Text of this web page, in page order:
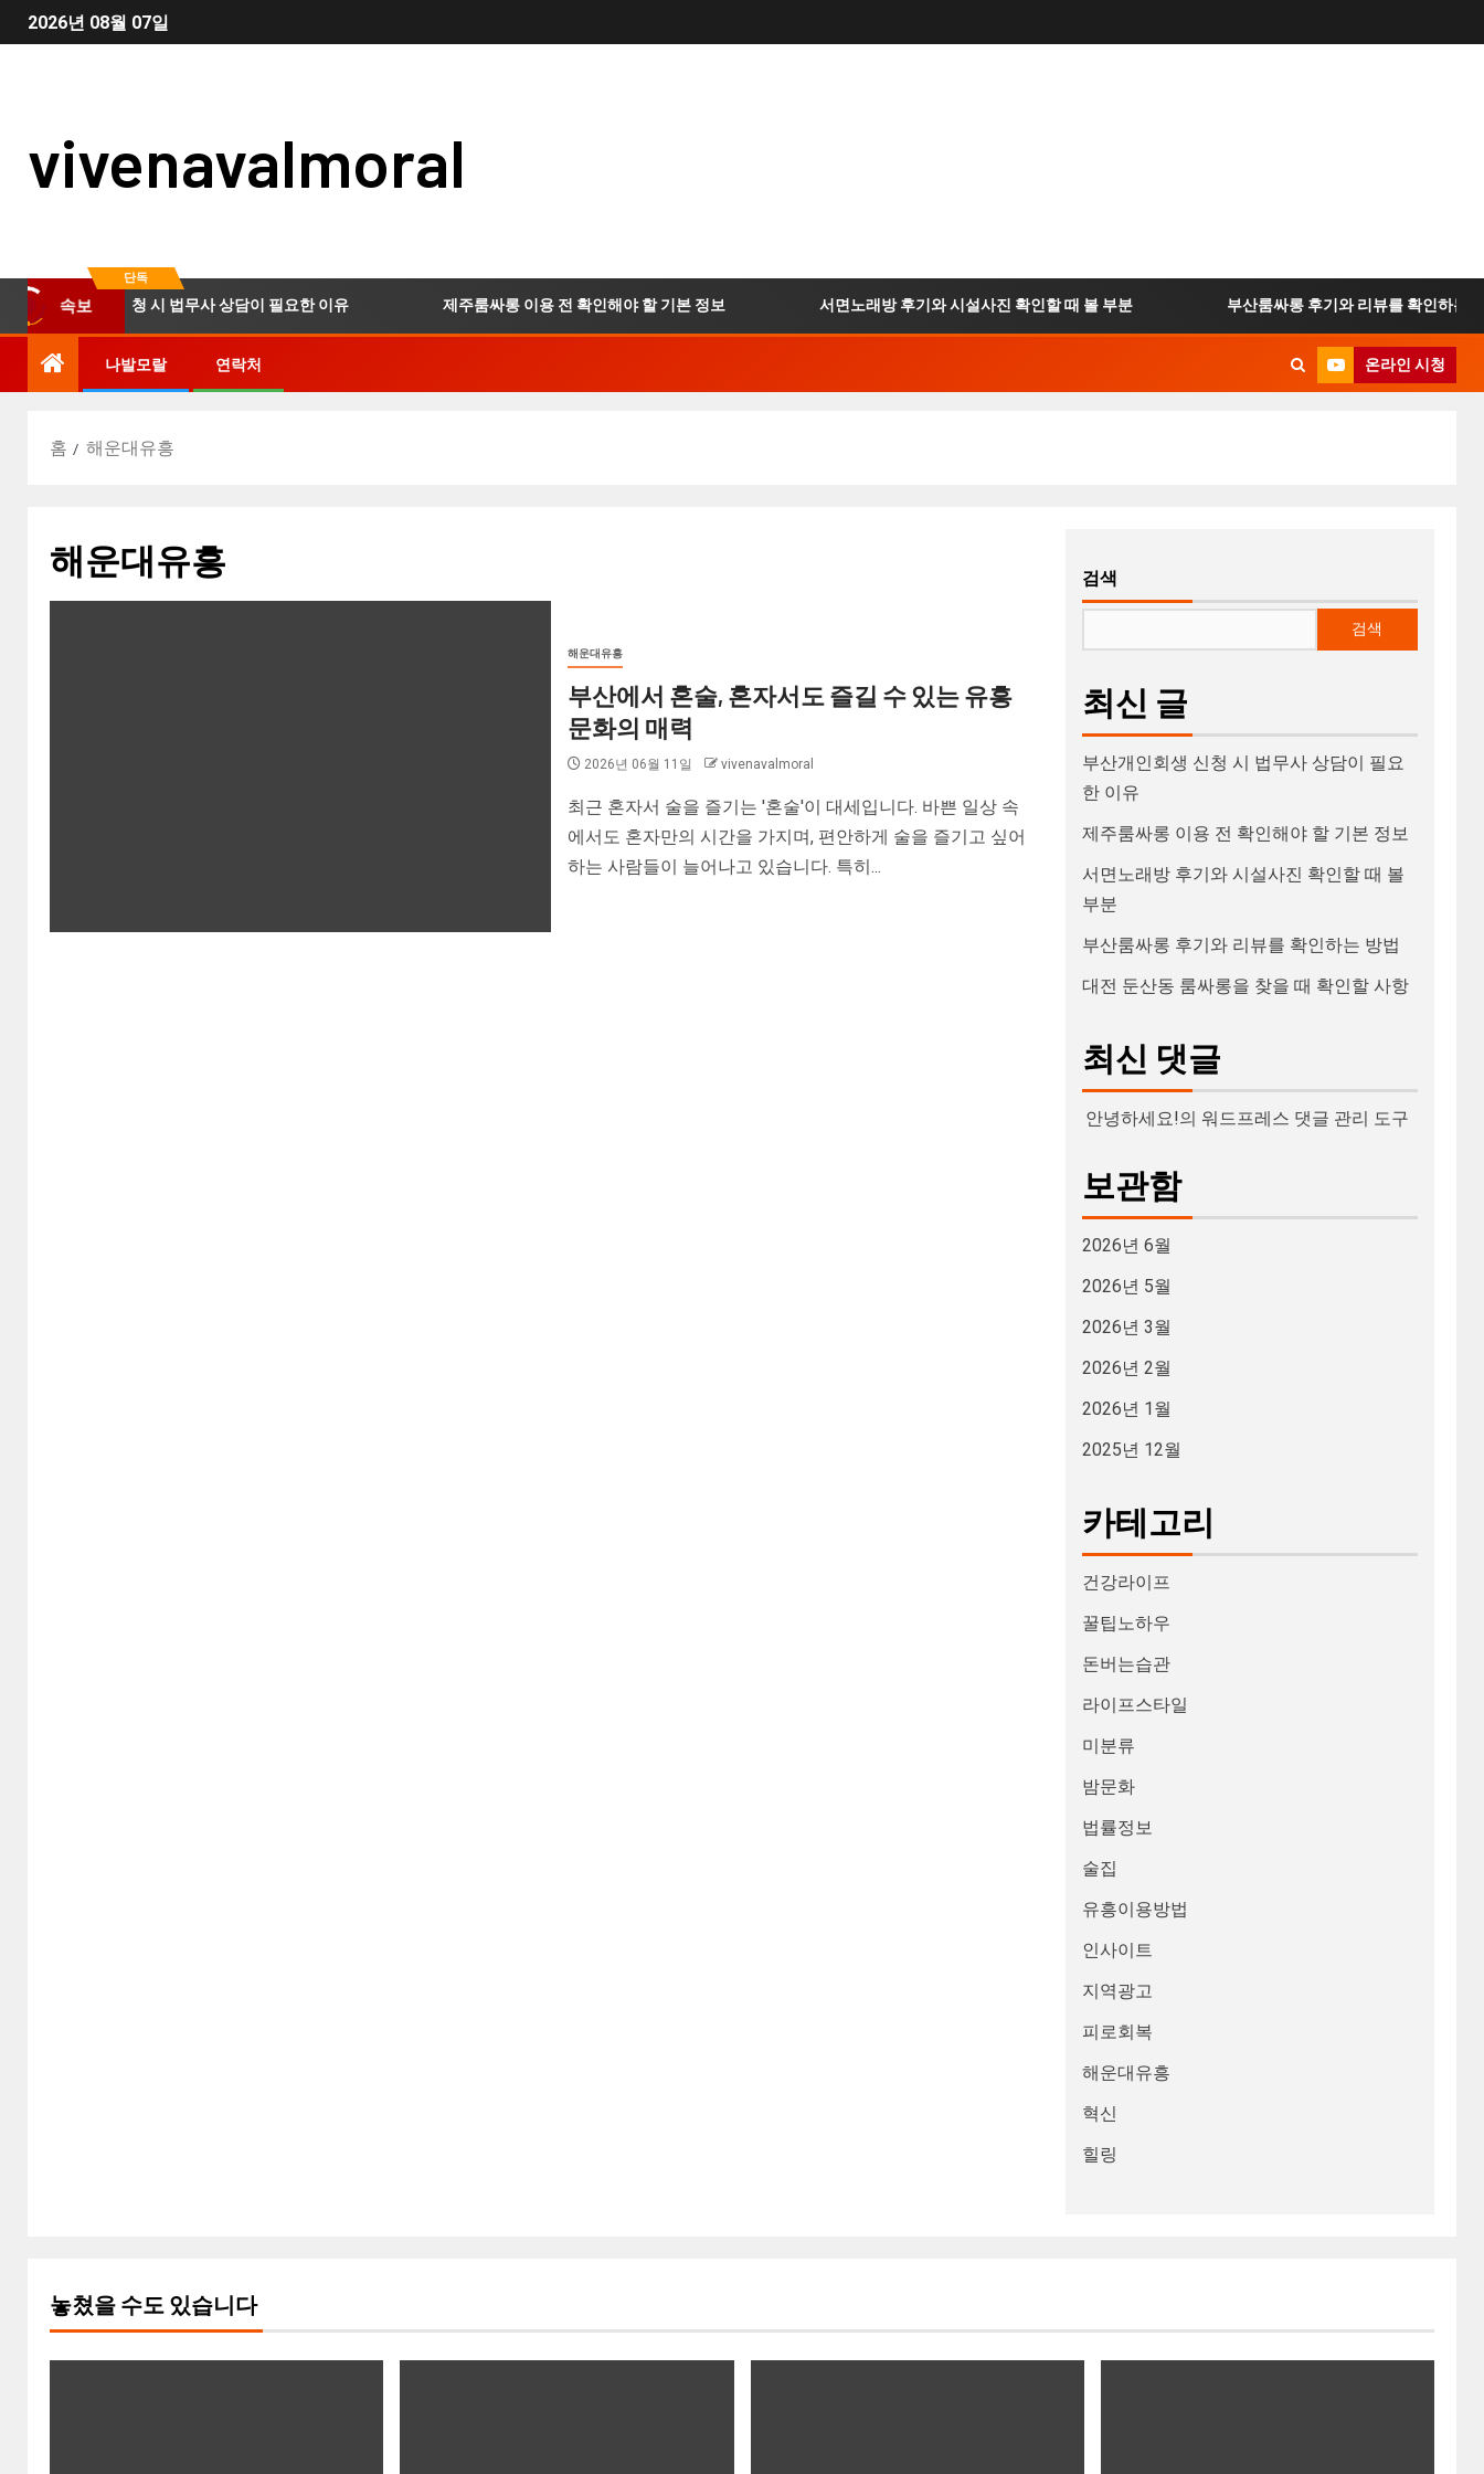
2026년 08월 07일
vivenavalmoral
단독
속보
부산개인회생 신청 시 법무사 상담이 필요한 이유 제주룸싸롱 이용 전 확인해야 할 기본 정보 서면노래방 후기와 시설사진 확인할 때 볼 부분 부산룸싸롱 후기와 리뷰를 확인하는 방법
나발모랄 연락처 온라인 시청
홈 해운대유흥
해운대유흥
해운대유흥
부산에서 혼술, 혼자서도 즐길 수 있는 유흥
문화의 매력
2026년 06월 11일 vivenavalmoral
최근 혼자서 술을 즐기는 '혼술'이 대세입니다. 바쁜 일상 속
에서도 혼자만의 시간을 가지며, 편안하게 술을 즐기고 싶어
하는 사람들이 늘어나고 있습니다. 특히...
검색
검색
최신 글
부산개인회생 신청 시 법무사 상담이 필요
한 이유
제주룸싸롱 이용 전 확인해야 할 기본 정보
서면노래방 후기와 시설사진 확인할 때 볼
부분
부산룸싸롱 후기와 리뷰를 확인하는 방법
대전 둔산동 룸싸롱을 찾을 때 확인할 사항
최신 댓글
안녕하세요!의 워드프레스 댓글 관리 도구
보관함
2026년 6월
2026년 5월
2026년 3월
2026년 2월
2026년 1월
2025년 12월
카테고리
건강라이프
꿀팁노하우
돈버는습관
라이프스타일
미분류
밤문화
법률정보
술집
유흥이용방법
인사이트
지역광고
피로회복
해운대유흥
혁신
힐링
놓쳤을 수도 있습니다